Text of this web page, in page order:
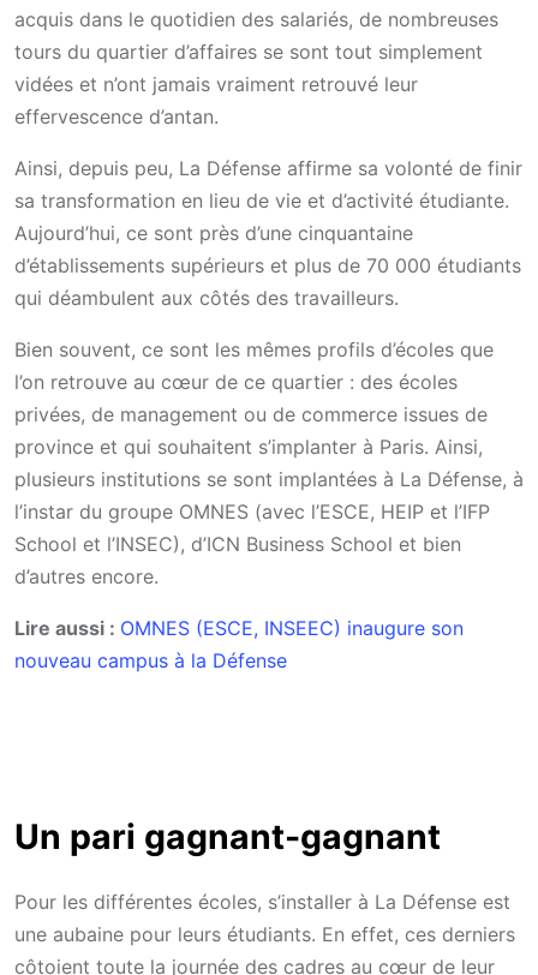
acquis dans le quotidien des salariés, de nombreuses
tours du quartier d’affaires se sont tout simplement
vidées et n’ont jamais vraiment retrouvé leur
effervescence d’antan.
Ainsi, depuis peu, La Défense affirme sa volonté de finir
sa transformation en lieu de vie et d’activité étudiante.
Aujourd’hui, ce sont près d’une cinquantaine
d’établissements supérieurs et plus de 70 000 étudiants
qui déambulent aux côtés des travailleurs.
Bien souvent, ce sont les mêmes profils d’écoles que
l’on retrouve au cœur de ce quartier : des écoles
privées, de management ou de commerce issues de
province et qui souhaitent s’implanter à Paris. Ainsi,
plusieurs institutions se sont implantées à La Défense, à
l’instar du groupe OMNES (avec l’ESCE, HEIP et l’IFP
School et l’INSEC), d’ICN Business School et bien
d’autres encore.
Lire aussi : OMNES (ESCE, INSEEC) inaugure son
nouveau campus à la Défense
Un pari gagnant-gagnant
Pour les différentes écoles, s’installer à La Défense est
une aubaine pour leurs étudiants. En effet, ces derniers
côtoient toute la journée des cadres au cœur de leur